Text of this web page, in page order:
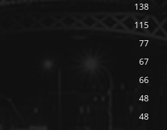
138
115
77
67
66
48
48